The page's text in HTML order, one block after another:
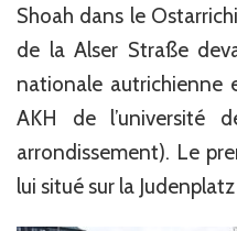
Shoah dans le
de la Alser Straße
nationale autrichienne
AKH de l’université
arrondissement). Le
lui situé sur la